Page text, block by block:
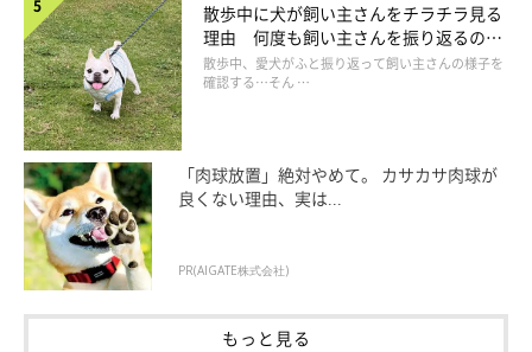
散歩中に犬が飼い主さんをチラチラ見る
理由 何度も飼い主さんを振り返るのは
なぜ？
散歩中、愛犬がふと振り返って飼い主さんの様子を
確認する…そん …
「肉球放置」絶対やめて。 カサカサ肉球が
良くない理由、実は...
PR(AIGATE株式会社)
もっと見る